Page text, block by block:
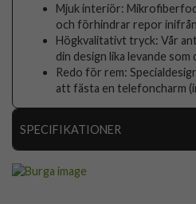
Mjuk interiör:
och förhindrar repor inifrån
Högkvalitativt tryck: Vår
din design lika levande
Redo för rem:
att fästa en telefoncharm
SPECIFIKATIONER